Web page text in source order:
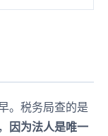
。税务局查的是
因为法人是唯一